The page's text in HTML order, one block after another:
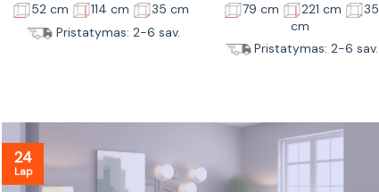
52 cm 114 cm
35 cm
Pristatymas: 2-6 sav.
79 cm 221 cm
35
cm
Pristatymas: 2-6 sav.
24
Lap